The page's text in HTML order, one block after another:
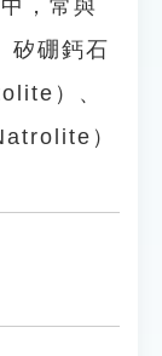
，常與
矽硼鈣石
）、
）